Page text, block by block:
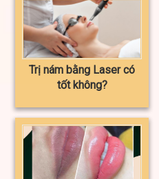
Trị nám bằng Laser có
tốt không?